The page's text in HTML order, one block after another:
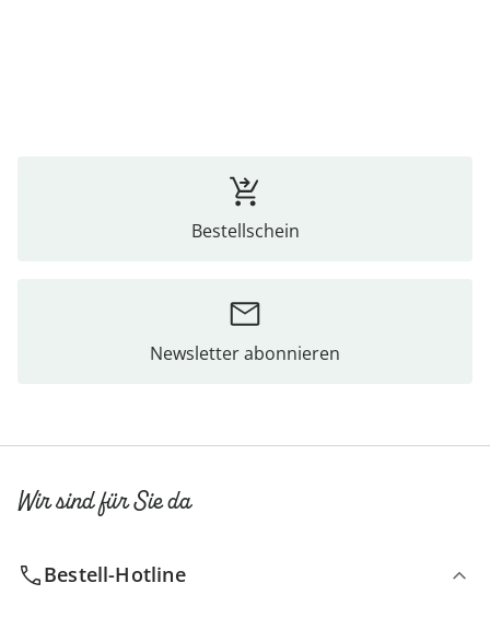
Bestellschein
Newsletter abonnieren
Wir sind für Sie da
Bestell-Hotline